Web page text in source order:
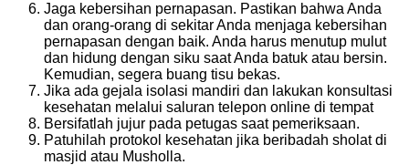
Jaga kebersihan pernapasan. Pastikan bahwa Anda
dan orang-orang di sekitar Anda menjaga kebersihan
pernapasan dengan baik. Anda harus menutup mulut
dan hidung dengan siku saat Anda batuk atau bersin.
Kemudian, segera buang tisu bekas.
Jika ada gejala isolasi mandiri dan lakukan konsultasi
kesehatan melalui saluran telepon online di tempat
Bersifatlah jujur pada petugas saat pemeriksaan.
Patuhilah protokol kesehatan jika beribadah sholat di
masjid atau Musholla.